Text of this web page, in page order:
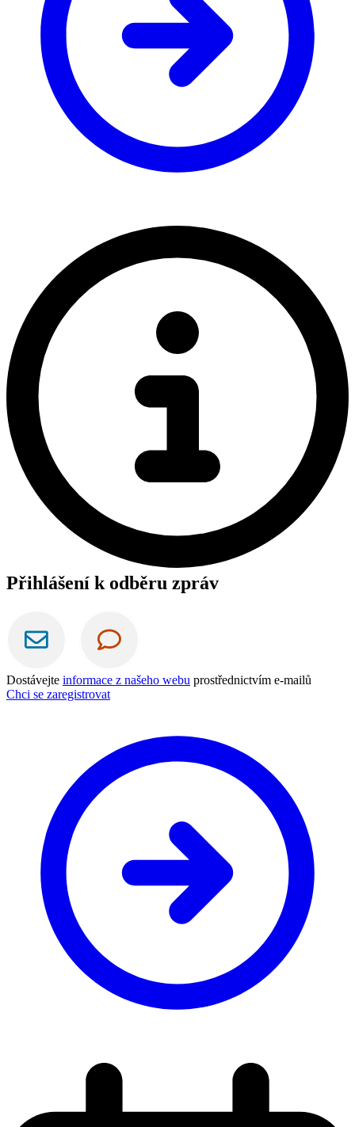
Přihlášení k odběru zpráv
Dostávejte informace z našeho webu prostřednictvím e-mailů
Chci se zaregistrovat